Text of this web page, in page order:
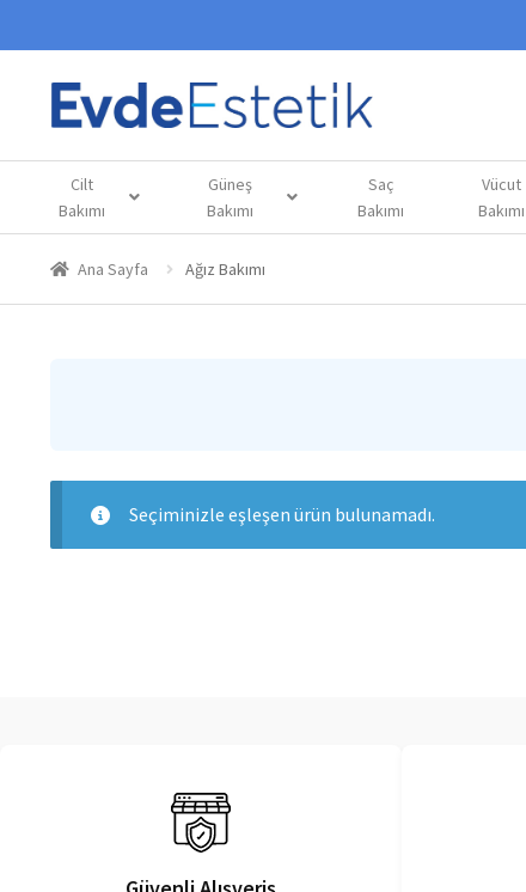
Cilt
Bakımı
Güneş
Bakımı
Saç
Bakımı
Vücut
Bakımı
Ana Sayfa Ağız Bakımı
Seçiminizle eşleşen ürün bulunamadı.